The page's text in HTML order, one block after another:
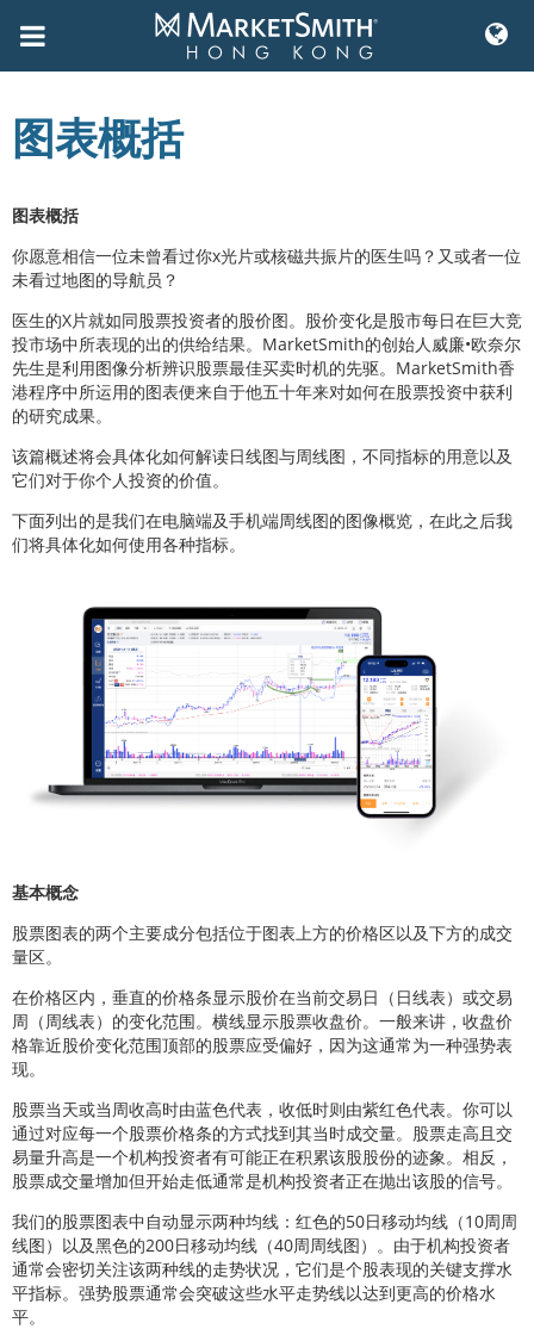
content
图表概括
图表概括
你愿意相信一位未曾看过你x光片或核磁共振片的医生吗？又或者一位
未看过地图的导航员？
医生的X片就如同股票投资者的股价图。股价变化是股市每日在巨大竞
投市场中所表现的出的供给结果。MarketSmith的创始人威廉•欧奈尔
先生是利用图像分析辨识股票最佳买卖时机的先驱。MarketSmith香
港程序中所运用的图表便来自于他五十年来对如何在股票投资中获利
的研究成果。
该篇概述将会具体化如何解读日线图与周线图，不同指标的用意以及
它们对于你个人投资的价值。
下面列出的是我们在电脑端及手机端周线图的图像概览，在此之后我
们将具体化如何使用各种指标。
基本概念
股票图表的两个主要成分包括位于图表上方的价格区以及下方的成交
量区。
在价格区内，垂直的价格条显示股价在当前交易日（日线表）或交易
周（周线表）的变化范围。横线显示股票收盘价。一般来讲，收盘价
格靠近股价变化范围顶部的股票应受偏好，因为这通常为一种强势表
现。
股票当天或当周收高时由蓝色代表，收低时则由紫红色代表。你可以
通过对应每一个股票价格条的方式找到其当时成交量。股票走高且交
易量升高是一个机构投资者有可能正在积累该股股份的迹象。相反，
股票成交量增加但开始走低通常是机构投资者正在抛出该股的信号。
我们的股票图表中自动显示两种均线：红色的50日移动均线（10周周
线图）以及黑色的200日移动均线（40周周线图）。由于机构投资者
通常会密切关注该两种线的走势状况，它们是个股表现的关键支撑水
平指标。强势股票通常会突破这些水平走势线以达到更高的价格水
平。